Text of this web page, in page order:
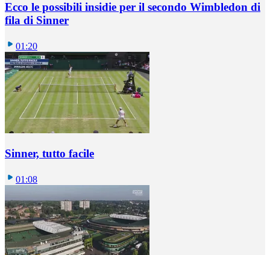
Ecco le possibili insidie per il secondo Wimbledon di
fila di Sinner
01:20
Sinner, tutto facile
01:08